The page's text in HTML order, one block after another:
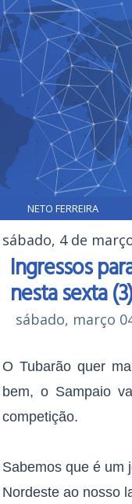
NETO FERREIRA
sábado, 4 de
Ingressos
nesta sexta (3)
sábado, março
O Tubarão quer
bem, o Sampaio
competição.
Sabemos que é um
Nordeste ao nosso